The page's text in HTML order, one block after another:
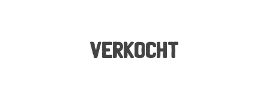
Verkocht